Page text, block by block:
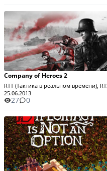
Company of Heroes 2
RTT (Тактика в реальном времени),
25.06.2013
27 0